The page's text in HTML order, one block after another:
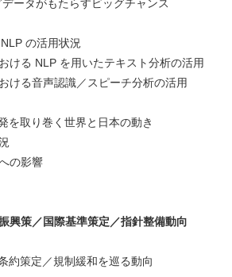
ータがもたらすビッグチャンス
の活用状況
る NLP を用いたテキスト分析の活用
る音声認識／スピーチ分析の活用
取り巻く世界と日本の動き
の影響
策／国際基準策定／指針整備動向
策定／規制緩和を巡る動向